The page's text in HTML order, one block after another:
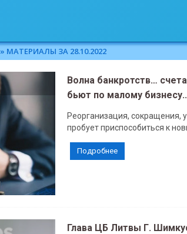
» МАТЕРИАЛЫ ЗА 28.10.2022
Волна банкротств…
бьют по малому бизнесу..
Реорганизация, сокращения,
пробует приспособиться к
Подробнее
Глава ЦБ Литвы Г.